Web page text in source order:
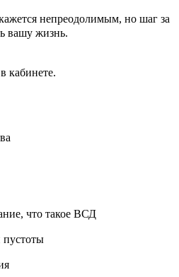
непреодолимым, но шаг за
вашу жизнь.
кабинете.
что такое ВСД
пустоты